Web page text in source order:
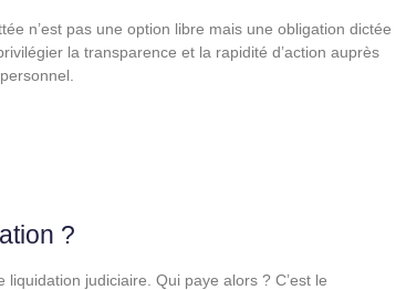
n’est pas une option libre mais une obligation dictée
la transparence et la rapidité d’action auprès
?
judiciaire. Qui paye alors ? C’est le